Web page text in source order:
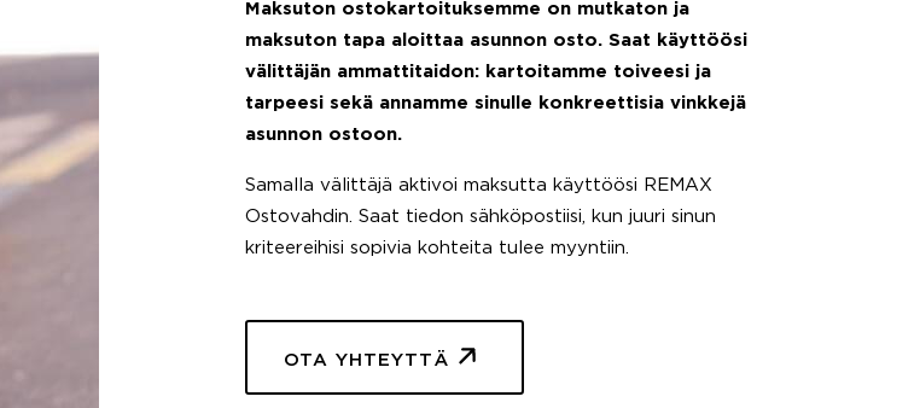
Maksuton ostokartoituksemme on mutkaton ja
maksuton tapa aloittaa asunnon osto. Saat käyttöösi
välittäjän ammattitaidon: kartoitamme toiveesi ja
tarpeesi sekä annamme sinulle konkreettisia vinkkejä
asunnon ostoon.
Samalla välittäjä aktivoi maksutta käyttöösi REMAX
Ostovahdin. Saat tiedon sähköpostiisi, kun juuri sinun
kriteereihisi sopivia kohteita tulee myyntiin.
OTA YHTEYTTÄ